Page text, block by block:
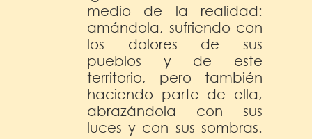
medio de la realidad:
amándola, sufriendo con
los dolores de sus
pueblos y de este
territorio, pero también
haciendo parte de ella,
abrazándola con sus
luces y con sus sombras.